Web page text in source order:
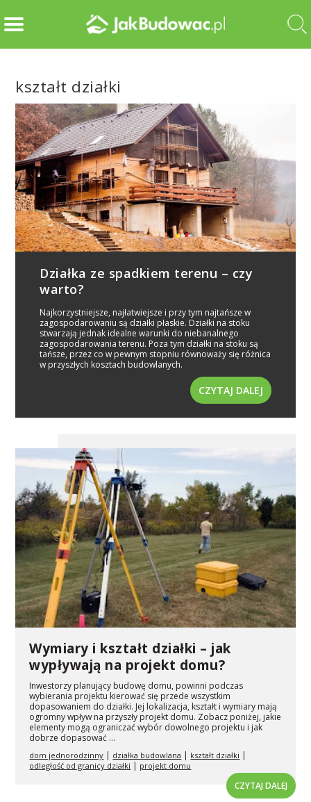
kształt działki
Działka ze spadkiem terenu – czy
warto?
Najkorzystniejsze, najłatwiejsze i przy tym najtańsze w
zagospodarowaniu są działki płaskie. Działki na stoku
stwarzają jednak idealne warunki do niebanalnego
zagospodarowania terenu. Poza tym działki na stoku są
tańsze, przez co w pewnym stopniu równoważy się różnica
w przyszłych kosztach budowlanych.
CZYTAJ DALEJ
Wymiary i kształt działki – jak
wypływają na projekt domu?
Inwestorzy planujący budowę domu, powinni podczas
wybierania projektu kierować się przede wszystkim
dopasowaniem do działki. Jej lokalizacja, kształt i wymiary mają
ogromny wpływ na przyszły projekt domu. Zobacz poniżej, jakie
elementy mogą ograniczać wybór dowolnego projektu i jak
dobrze dopasować ...
dom jednorodzinny działka budowlana kształt działki
odległość od granicy działki projekt domu
CZYTAJ DALEJ